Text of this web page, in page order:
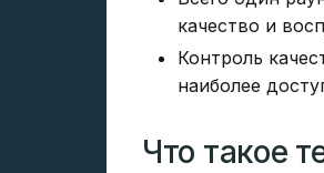
качество и
Контроль
наиболее
Что такое